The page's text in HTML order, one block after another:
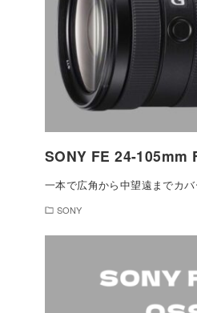
SONY FE 24-105mm
一本で広角から中望遠までカ
SONY